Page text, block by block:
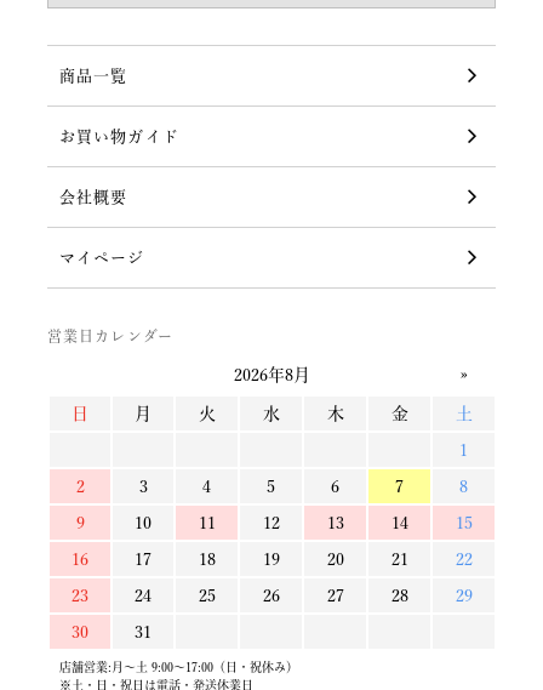
商品一覧
お買い物ガイド
会社概要
マイページ
営業日カレンダー